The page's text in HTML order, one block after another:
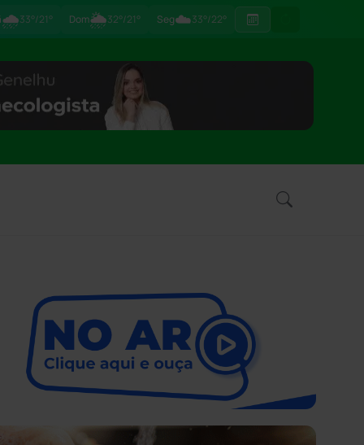
🌧33°/21° Dom🌦32°/21° Seg☁️33°/22°